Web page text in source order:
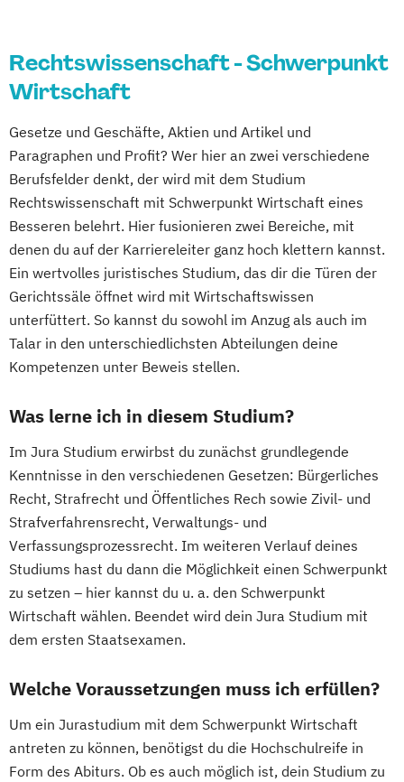
Rechtswissenschaft - Schwerpunkt
Wirtschaft
Gesetze und Geschäfte, Aktien und Artikel und
Paragraphen und Profit? Wer hier an zwei verschiedene
Berufsfelder denkt, der wird mit dem Studium
Rechtswissenschaft mit Schwerpunkt Wirtschaft eines
Besseren belehrt. Hier fusionieren zwei Bereiche, mit
denen du auf der Karriereleiter ganz hoch klettern kannst.
Ein wertvolles juristisches Studium, das dir die Türen der
Gerichtssäle öffnet wird mit Wirtschaftswissen
unterfüttert. So kannst du sowohl im Anzug als auch im
Talar in den unterschiedlichsten Abteilungen deine
Kompetenzen unter Beweis stellen.
Was lerne ich in diesem Studium?
Im Jura Studium erwirbst du zunächst grundlegende
Kenntnisse in den verschiedenen Gesetzen: Bürgerliches
Recht, Strafrecht und Öffentliches Rech sowie Zivil- und
Strafverfahrensrecht, Verwaltungs- und
Verfassungsprozessrecht. Im weiteren Verlauf deines
Studiums hast du dann die Möglichkeit einen Schwerpunkt
zu setzen – hier kannst du u. a. den Schwerpunkt
Wirtschaft wählen. Beendet wird dein Jura Studium mit
dem ersten Staatsexamen.
Welche Voraussetzungen muss ich erfüllen?
Um ein Jurastudium mit dem Schwerpunkt Wirtschaft
antreten zu können, benötigst du die Hochschulreife in
Form des Abiturs. Ob es auch möglich ist, dein Studium zu